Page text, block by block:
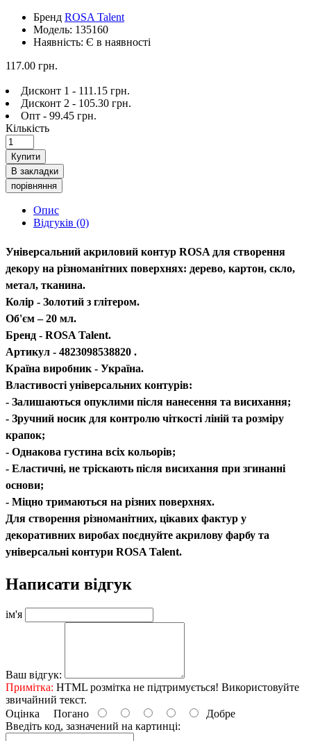
Бренд ROSA Talent
Модель: 135160
Наявність: Є в наявності
117.00 грн.
Дисконт 1 - 111.15 грн.
Дисконт 2 - 105.30 грн.
Опт - 99.45 грн.
Кількість
Купити
В закладки
порівняння
Опис
Відгуків (0)
Універсальний акриловий контур ROSA для створення
декору на різноманітних поверхнях: дерево, картон, скло,
метал, тканина.
Колір - Золотий з глітером.
Об'єм – 20 мл.
Бренд - ROSA Talent.
Артикул - 4823098538820 .
Країна виробник - Україна.
Властивості універсальних контурів:
- Залишаються опуклими після нанесення та висихання;
- Зручний носик для контролю чіткості ліній та розміру
крапок;
- Однакова густина всіх кольорів;
- Еластичні, не тріскають після висихання при згинанні
основи;
- Міцно тримаються на різних поверхнях.
Для створення різноманітних, цікавих фактур у
декоративних виробах поєднуйте акрилову фарбу та
універсальні контури ROSA Talent.
Написати відгук
ім'я
Ваш відгук:
Примітка: HTML розмітка не підтримується! Використовуйте
звичайний текст.
Оцінка Погано
Добре
Введіть код, зазначений на картинці: